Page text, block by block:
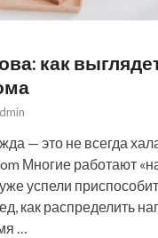
как
— это не всегда
Многие работают
успели
как распределить
…